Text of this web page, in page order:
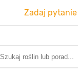
Zadaj pytanie